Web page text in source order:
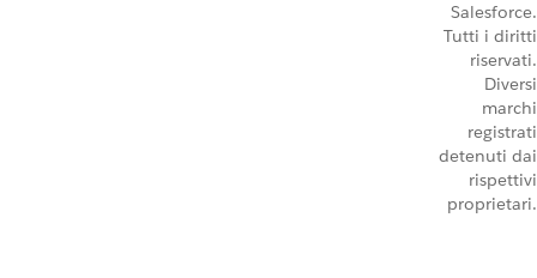
Salesforce.
Tutti i diritti
riservati.
Diversi
marchi
registrati
detenuti dai
rispettivi
proprietari.